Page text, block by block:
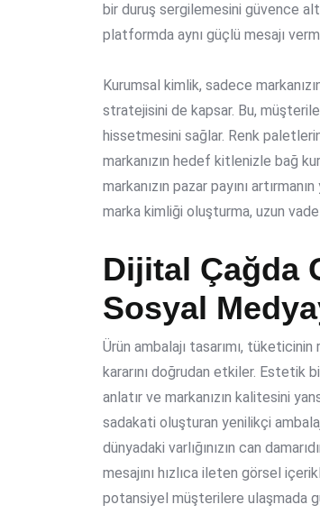
bir duruş sergilemesini güvence
platformda aynı güçlü mesajı
Kurumsal kimlik, sadece
stratejisini de kapsar. Bu,
hissetmesini sağlar. Renk
markanızın hedef kitlenizle bağ
markanızın pazar payını
marka kimliği oluşturma, uzun
Dijital Çağda
Sosyal
Ürün ambalajı tasarımı,
kararını doğrudan etkiler. Estetik
anlatır ve markanızın kalitesini
sadakati oluşturan yenilikçi
dünyadaki varlığınızın can
mesajını hızlıca ileten görsel
potansiyel müşterilere ulaşmada